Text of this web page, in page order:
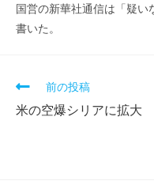
国営の新華社通信は「疑い
書いた。
そ
の
他
前の投稿
米の空爆シリアに拡大